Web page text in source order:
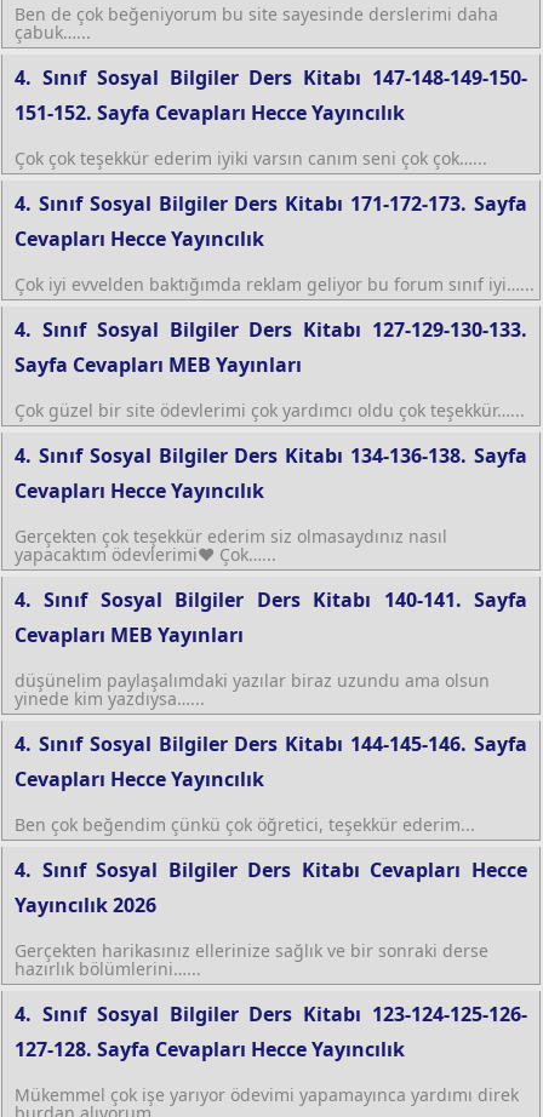
Ben de çok beğeniyorum bu site sayesinde derslerimi daha
çabuk…...
4. Sınıf Sosyal Bilgiler Ders Kitabı 147-148-149-150-
151-152. Sayfa Cevapları Hecce Yayıncılık
Çok çok teşekkür ederim iyiki varsın canım seni çok çok…...
4. Sınıf Sosyal Bilgiler Ders Kitabı 171-172-173. Sayfa
Cevapları Hecce Yayıncılık
Çok iyi evvelden baktığımda reklam geliyor bu forum sınıf iyi…...
4. Sınıf Sosyal Bilgiler Ders Kitabı 127-129-130-133.
Sayfa Cevapları MEB Yayınları
Çok güzel bir site ödevlerimi çok yardımcı oldu çok teşekkür…...
4. Sınıf Sosyal Bilgiler Ders Kitabı 134-136-138. Sayfa
Cevapları Hecce Yayıncılık
Gerçekten çok teşekkür ederim siz olmasaydınız nasıl
yapacaktım ödevlerimi❤ Çok…...
4. Sınıf Sosyal Bilgiler Ders Kitabı 140-141. Sayfa
Cevapları MEB Yayınları
düşünelim paylaşalımdaki yazılar biraz uzundu ama olsun
yinede kim yazdıysa…...
4. Sınıf Sosyal Bilgiler Ders Kitabı 144-145-146. Sayfa
Cevapları Hecce Yayıncılık
Ben çok beğendim çünkü çok öğretici, teşekkür ederim...
4. Sınıf Sosyal Bilgiler Ders Kitabı Cevapları Hecce
Yayıncılık 2026
Gerçekten harikasınız ellerinize sağlık ve bir sonraki derse
hazırlık bölümlerini…...
4. Sınıf Sosyal Bilgiler Ders Kitabı 123-124-125-126-
127-128. Sayfa Cevapları Hecce Yayıncılık
Mükemmel çok işe yarıyor ödevimi yapamayınca yardımı direk